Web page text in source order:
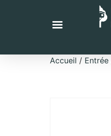
Accueil / Entrée